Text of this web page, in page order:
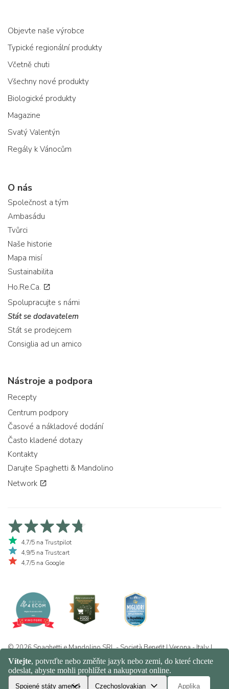
Objevte naše výrobce
Typické regionální produkty
Včetně chuti
Všechny nové produkty
Biologické produkty
Magazine
Svatý Valentýn
Regály k Vánocům
O nás
Společnost a tým
Ambasádu
Tvůrci
Naše historie
Mapa misí
Sustainabilita
Ho.Re.Ca.
Spolupracujte s námi
Stát se dodavatelem
Stát se prodejcem
Consiglia ad un amico
Nástroje a podpora
Recepty
Centrum podpory
Časové a nákladové dodání
Často kladené dotazy
Kontakty
Darujte Spaghetti & Mandolino
Network
4,7/5 na Trustpilot
4,9/5 na Trustcart
4,7/5 na Google
© 2026 Spaghetti e Mandolino SRL - Società Benefit | Verona - Italy |
+39 351 865 9444 | P.I. IT04913730232 | Certificazione BIO: IT-BIO-
016.380-0110744.2026.001 | REA VR-455804 |Ochrana osobních
údajů a politika cookies|Sitemap